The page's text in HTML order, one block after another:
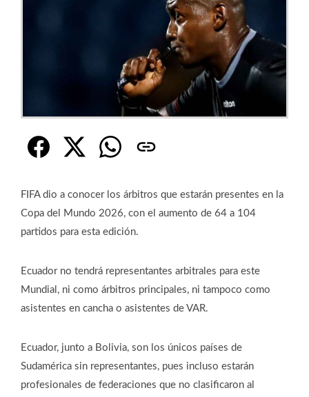
FIFA dio a conocer los árbitros que estarán presentes en la
Copa del Mundo 2026, con el aumento de 64 a 104
partidos para esta edición.
Ecuador no tendrá representantes arbitrales para este
Mundial, ni como árbitros principales, ni tampoco como
asistentes en cancha o asistentes de VAR.
Ecuador, junto a Bolivia, son los únicos países de
Sudamérica sin representantes, pues incluso estarán
profesionales de federaciones que no clasificaron al